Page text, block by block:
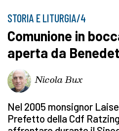
STORIA E LITURGIA/4
Comunione in
aperta da
Nicola Bux
Nel 2005 monsignor
Prefetto della Cdf